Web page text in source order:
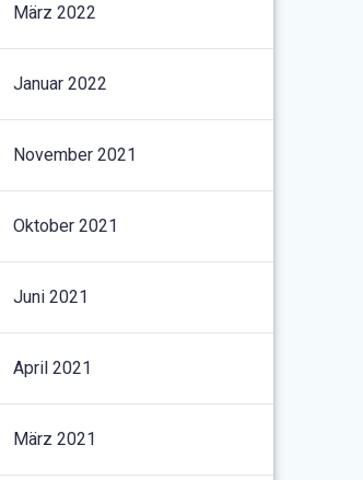
März 2022
Januar 2022
November 2021
Oktober 2021
Juni 2021
April 2021
März 2021